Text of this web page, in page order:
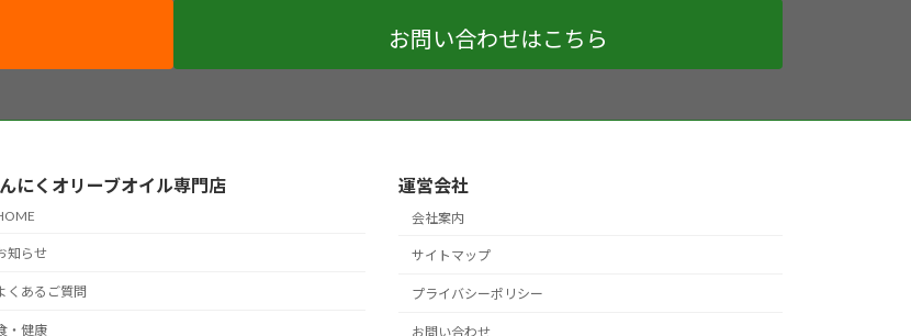
お問い合わせはこちら
にくオリーブオイル専門店
知らせ
くあるご質問
・健康
運営会社
会社案内
サイトマップ
プライバシーポリシー
お問い合わせ